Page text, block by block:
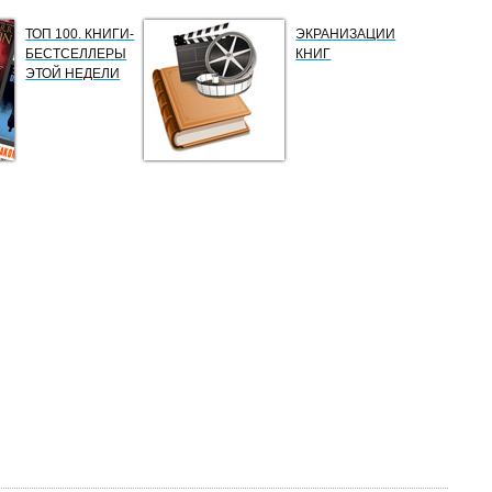
ТОП 100. КНИГИ-
БЕСТСЕЛЛЕРЫ
ЭТОЙ НЕДЕЛИ
ЭКРАНИЗАЦИИ
КНИГ